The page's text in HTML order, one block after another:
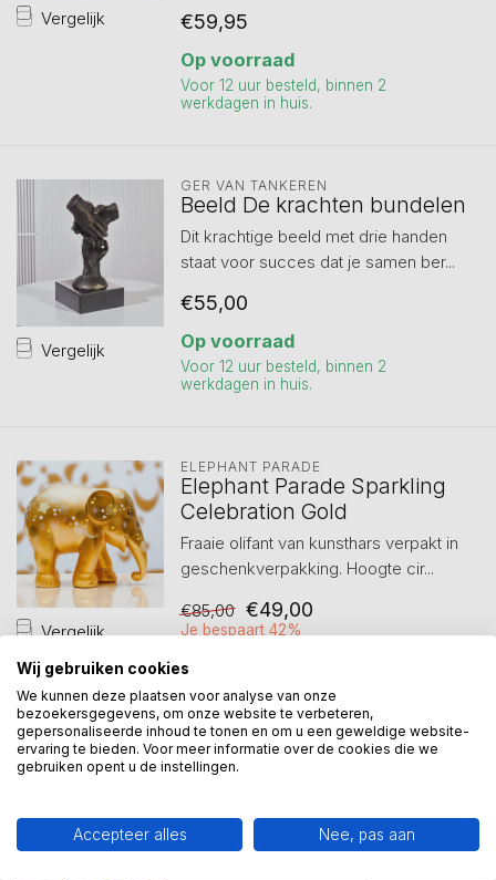
Vergelijk €59,95
Op voorraad
Voor 12 uur besteld, binnen 2
werkdagen in huis.
Vergelijk
GER VAN TANKEREN
Beeld De krachten bundelen
Dit krachtige beeld met drie handen
staat voor succes dat je samen ber...
€55,00
Op voorraad
Voor 12 uur besteld, binnen 2
werkdagen in huis.
Vergelijk
ELEPHANT PARADE
Elephant Parade Sparkling
Celebration Gold
Fraaie olifant van kunsthars verpakt in
geschenkverpakking. Hoogte cir...
€85,00 €49,00
Je bespaart 42%
Op voorraad
Voor 12 uur besteld, binnen 2
werkdagen in huis.
Zeilbootje van geluk en
Wij gebruiken cookies
We kunnen deze plaatsen voor analyse van onze
bezoekersgegevens, om onze website te verbeteren,
gepersonaliseerde inhoud te tonen en om u een geweldige website-
ervaring te bieden. Voor meer informatie over de cookies die we
gebruiken opent u de instellingen.
Accepteer alles Nee, pas aan